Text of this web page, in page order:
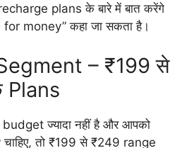
plans के बारे में बात करेंगे
for money” कहा जा सकता है।
– ₹199 से
ज्यादा नहीं है और आपको
तो ₹199 से ₹249 range